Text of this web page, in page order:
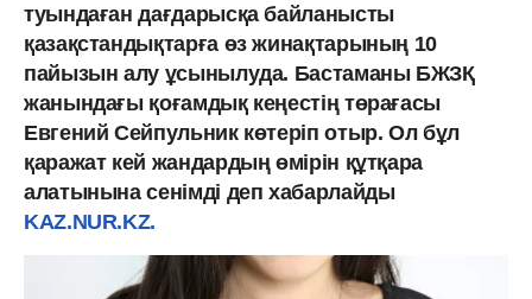
туындаған дағдарысқа байланысты
қазақстандықтарға өз жинақтарының 10
пайызын алу ұсынылуда. Бастаманы БЖЗҚ
жанындағы қоғамдық кеңестің төрағасы
Евгений Сейпульник көтеріп отыр. Ол бұл
қаражат кей жандардың өмірін құтқара
алатынына сенімді деп хабарлайды
KAZ.NUR.KZ.